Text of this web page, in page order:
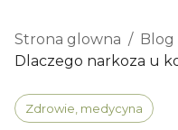
Strona glowna / Blog
Dlaczego narkoza u
Zdrowie, medycyna